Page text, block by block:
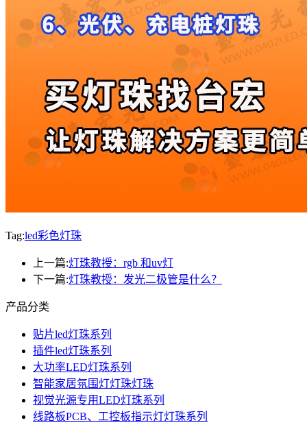
Tag:led彩色灯珠
上一篇:灯珠教授：rgb 和uv灯
下一篇:灯珠教授：发光二极管是什么？
产品分类
贴片led灯珠系列
插件led灯珠系列
大功率LED灯珠系列
智能家居氛围灯灯珠灯珠
视觉光源专用LED灯珠系列
线路板PCB、工控板指示灯灯珠系列